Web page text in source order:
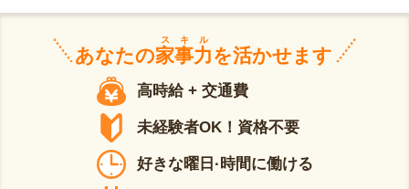
あなたの家事力
スキル
を活かせます
高時給 + 交通費
未経験者OK！資格不要
好きな曜日·時間に働ける